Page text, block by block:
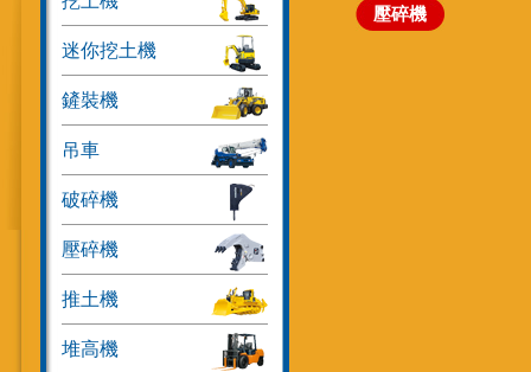
迷你挖土機
鏟裝機
吊車
破碎機
壓碎機
推土機
堆高機
壓碎機